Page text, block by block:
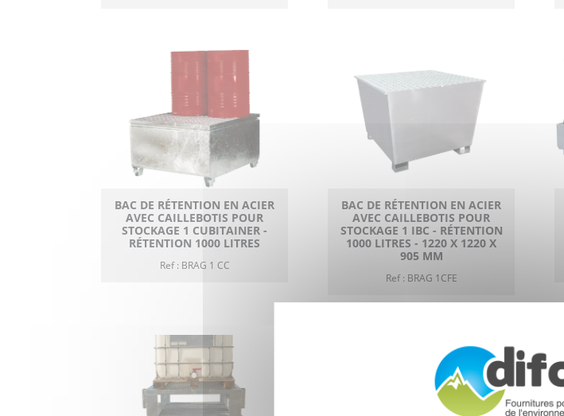
BAC DE RÉTENTION EN ACIER
AVEC CAILLEBOTIS POUR
STOCKAGE 1 CUBITAINER -
RÉTENTION 1000 LITRES
Ref : BRAG 1 CC
BAC DE RÉTENTION EN ACIER
AVEC CAILLEBOTIS POUR
STOCKAGE 1 IBC - RÉTENTION
1000 LITRES - 1220 X 1220 X
905 MM
Ref : BRAG 1CFE
BAC DE RÉTENTION EN ACIER
CAILLEBOTIS & RÉHAUSSE DE
SOUTIRAGE POUR STOCKAGE
2 CUBITAINERS - RÉTENTION
1000 LITRES